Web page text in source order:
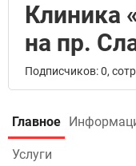
Клиника
на пр.
Подписчиков: 0,
Главное
Услуги